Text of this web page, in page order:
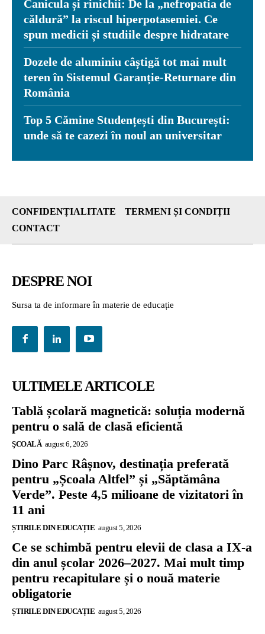
Canicula și rinichii: De la „nefropatia de
căldură” la riscul hiperpotasemiei. Ce
spun medicii și studiile despre hidratare
Dozele de aluminiu câștigă tot mai mult
teren în Sistemul Garanție-Returnare din
România
Top 5 Cămine Studențești din București:
unde să te cazezi în noul an universitar
CONFIDENȚIALITATE
TERMENI ȘI CONDIȚII
CONTACT
DESPRE NOI
Sursa ta de informare în materie de educație
ULTIMELE ARTICOLE
Tablă școlară magnetică: soluția modernă
pentru o sală de clasă eficientă
ŞCOALĂ august 6, 2026
Dino Parc Râșnov, destinația preferată
pentru „Școala Altfel” și „Săptămâna
Verde”. Peste 4,5 milioane de vizitatori în
11 ani
ȘTIRILE DIN EDUCAȚIE august 5, 2026
Ce se schimbă pentru elevii de clasa a IX-a
din anul școlar 2026–2027. Mai mult timp
pentru recapitulare și o nouă materie
obligatorie
ȘTIRILE DIN EDUCAȚIE august 5, 2026